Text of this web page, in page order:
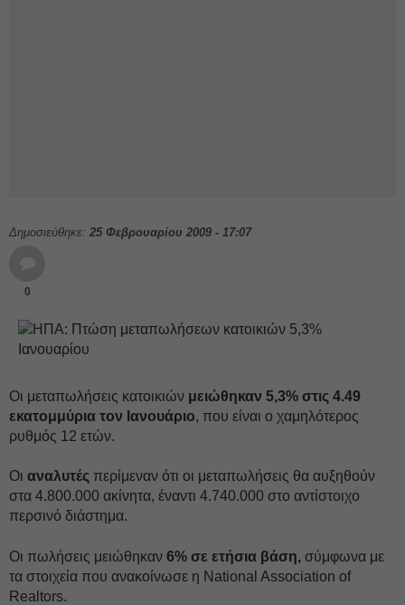
Δημοσιεύθηκε: 25 Φεβρουαρίου 2009 - 17:07
0
Οι μεταπωλήσεις κατοικιών μειώθηκαν 5,3% στις 4.49
εκατομμύρια τον Ιανουάριο, που είναι ο χαμηλότερος
ρυθμός 12 ετών.
Οι αναλυτές περίμεναν ότι οι μεταπωλήσεις θα αυξηθούν
στα 4.800.000 ακίνητα, έναντι 4.740.000 στο αντίστοιχο
περσινό διάστημα.
Οι πωλήσεις μειώθηκαν 6% σε ετήσια βάση, σύμφωνα με
τα στοιχεία που ανακοίνωσε η National Association of
Realtors.